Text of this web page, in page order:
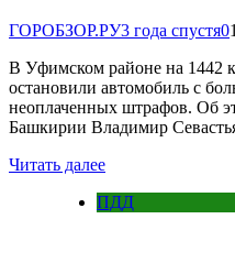
ГОРОБЗОР.РУ3 года спустя0
В Уфимском районе на 1442
остановили автомобиль с
неоплаченных штрафов. Об
Башкирии Владимир
Читать далее
ПДД